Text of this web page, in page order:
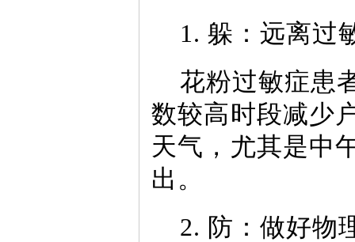
1. 躲：远离过
花粉过敏症患
数较高时段减少
天气，尤其是中
出。
2. 防：做好物